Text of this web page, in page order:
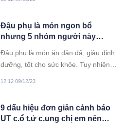
Đậu phụ là món ngon bổ
nhưng 5 nhóm người này
Đậu phụ là món ăn dân dã, giàu dinh
dưỡng, tốt cho sức khỏe. Tuy nhiên,
12:12 09/12/23
9 dấu hiệu đơn giản cảnh báo
UT c.ổ t.ử c.ung chị em nên